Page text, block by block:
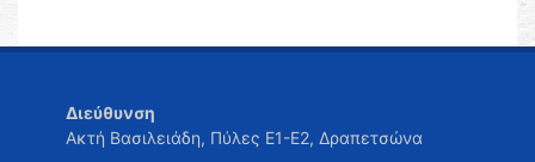
Διεύθυνση
Ακτή Βασιλειάδη, Πύλες Ε1-Ε2, Δραπετσώνα